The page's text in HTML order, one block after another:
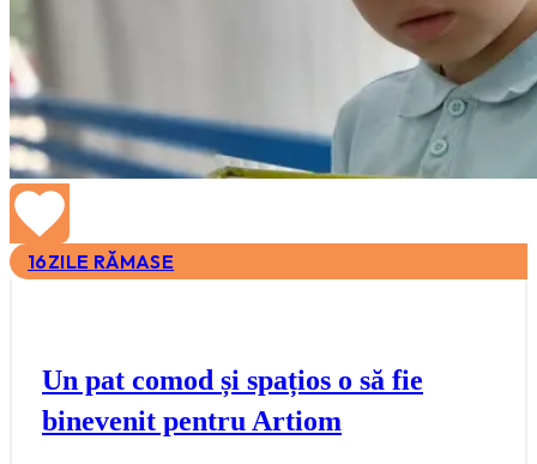
16ZILE RĂMASE
Un pat comod și spațios o să fie
binevenit pentru Artiom